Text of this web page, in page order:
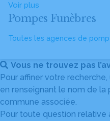
Voir plus
Pompes Funèbres
Toutes les agences de
Vous ne trouvez pas
Pour affiner votre
en renseignant le nom de la
commune associée.
Pour toute question